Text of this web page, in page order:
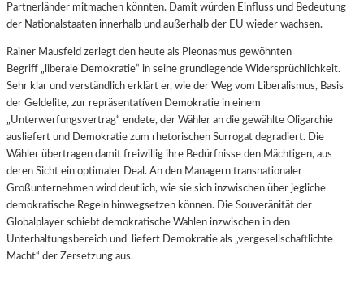
Partnerländer mitmachen könnten. Damit würden Einfluss und Bedeutung
der Nationalstaaten innerhalb und außerhalb der EU wieder wachsen.
Rainer Mausfeld zerlegt den heute als Pleonasmus gewöhnten
Begriff „ liberale Demokratie“ in seine grundlegende Widersprüchlichkeit.
Sehr klar und verständlich erklärt er, wie der Weg vom Liberalismus, Basis
der Geldelite, zur repräsentatíven Demokratie in einem
„Unterwerfungsvertrag“ endete, der Wähler an die gewählte Oligarchie
ausliefert und Demokratie zum rhetorischen Surrogat degradiert. Die
Wähler übertragen damit freiwillig ihre Bedürfnisse den Mächtigen, aus
deren Sicht ein optimaler Deal. An den Managern transnationaler
Großunternehmen wird deutlich, wie sie sich inzwischen über jegliche
demokratische Regeln hinwegsetzen können. Die Souveränität der
Globalplayer schiebt demokratische Wahlen inzwischen in den
Unterhaltungsbereich und liefert Demokratie als „vergesellschaftlichte
Macht“ der Zersetzung aus.